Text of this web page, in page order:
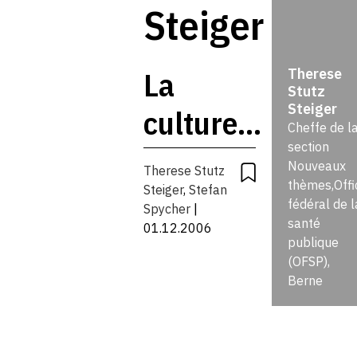
Steiger
La
culture
sanitaire,
base
d’une
Therese Stutz
Steiger, Stefan
Spycher
01.12.2006
Therese
Stutz
Steiger
Cheffe de la
section
Nouveaux
fédéral de
santé
publique
(OFSP),
Berne